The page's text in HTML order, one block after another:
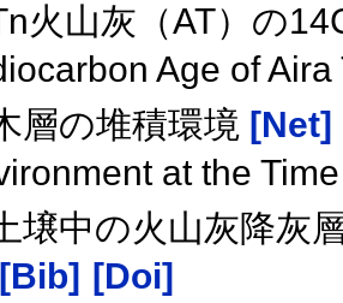
火山灰（AT）の
Age of
層の堆積環境 [Net]
at the
壌中の火山灰降灰
[Bib] [Doi]